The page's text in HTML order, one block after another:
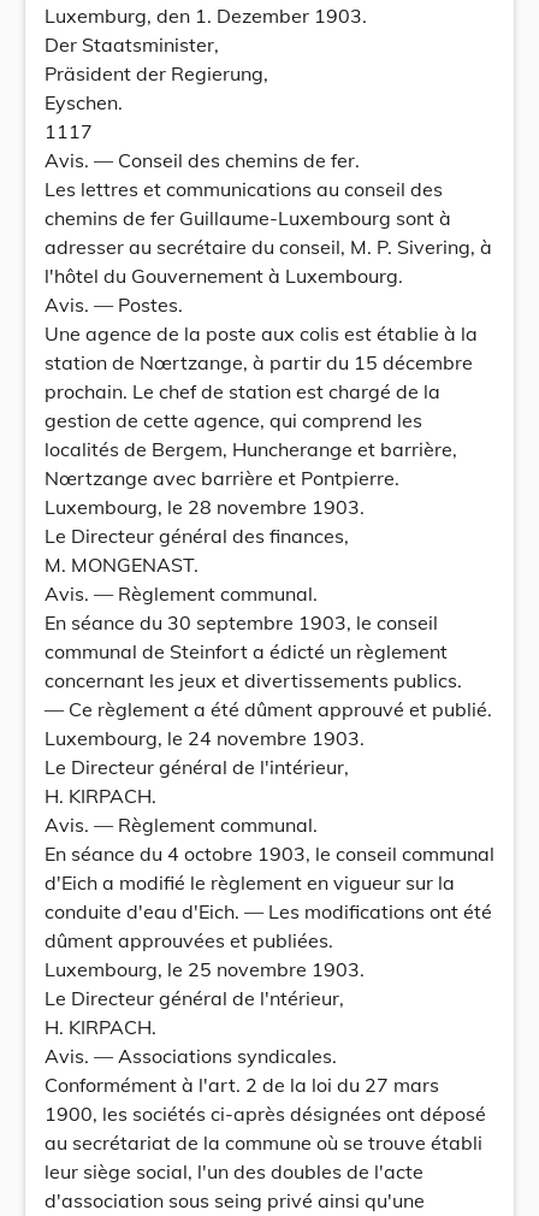
Luxemburg, den 1. Dezember 1903.
Der Staatsminister,
Präsident der Regierung,
Eyschen.
1117
Avis. — Conseil des chemins de fer.
Les lettres et communications au conseil des
chemins de fer Guillaume-Luxembourg sont à
adresser au secrétaire du conseil, M. P. Sivering, à
l'hôtel du Gouvernement à Luxembourg.
Avis. — Postes.
Une agence de la poste aux colis est établie à la
station de Nœrtzange, à partir du 15 décembre
prochain. Le chef de station est chargé de la
gestion de cette agence, qui comprend les
localités de Bergem, Huncherange et barrière,
Nœrtzange avec barrière et Pontpierre.
Luxembourg, le 28 novembre 1903.
Le Directeur général des finances,
M. MONGENAST.
Avis. — Règlement communal.
En séance du 30 septembre 1903, le conseil
communal de Steinfort a édicté un règlement
concernant les jeux et divertissements publics.
— Ce règlement a été dûment approuvé et publié.
Luxembourg, le 24 novembre 1903.
Le Directeur général de l'intérieur,
H. KIRPACH.
Avis. — Règlement communal.
En séance du 4 octobre 1903, le conseil communal
d'Eich a modifié le règlement en vigueur sur la
conduite d'eau d'Eich. — Les modifications ont été
dûment approuvées et publiées.
Luxembourg, le 25 novembre 1903.
Le Directeur général de l'ntérieur,
H. KIRPACH.
Avis. — Associations syndicales.
Conformément à l'art. 2 de la loi du 27 mars
1900, les sociétés ci-après désignées ont déposé
au secrétariat de la commune où se trouve établi
leur siège social, l'un des doubles de l'acte
d'association sous seing privé ainsi qu'une